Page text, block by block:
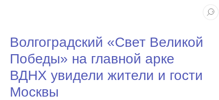
Волгоградский «Свет Великой
Победы» на главной арке
ВДНХ увидели жители и гости
Москвы